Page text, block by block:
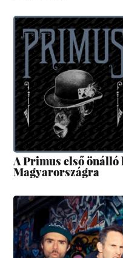
A Primus első
Magyarországra